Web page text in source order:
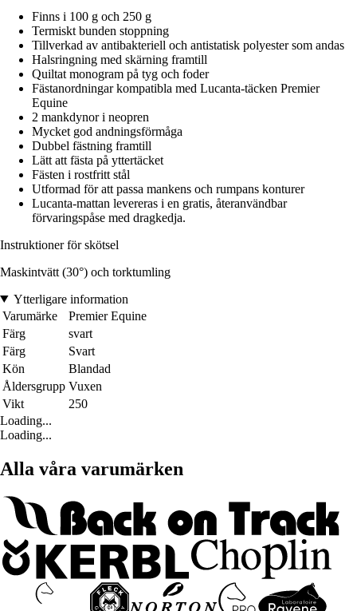
Finns i 100 g och 250 g
Termiskt bunden stoppning
Tillverkad av antibakteriell och antistatisk polyester som andas
Halsringning med skärning framtill
Quiltat monogram på tyg och foder
Fästanordningar kompatibla med Lucanta-täcken Premier
Equine
2 mankdynor i neopren
Mycket god andningsförmåga
Dubbel fästning framtill
Lätt att fästa på yttertäcket
Fästen i rostfritt stål
Utformad för att passa mankens och rumpans konturer
Lucanta-mattan levereras i en gratis, återanvändbar
förvaringspåse med dragkedja.
Instruktioner för skötsel
Maskintvätt (30°) och torktumling
Ytterligare information
Varumärke
Premier Equine
Färg
svart
Färg
Svart
Kön
Blandad
Åldersgrupp Vuxen
Vikt
250
Loading...
Loading...
Alla våra varumärken